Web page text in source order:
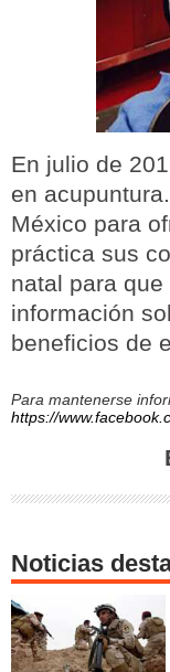
En julio de
en
México para
práctica sus
natal para
información
beneficios de
Para mantenerse
https://
Noticias